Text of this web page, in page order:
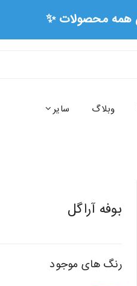
وبلاگ سایر
بوفه آراگل
رنگ های موجود